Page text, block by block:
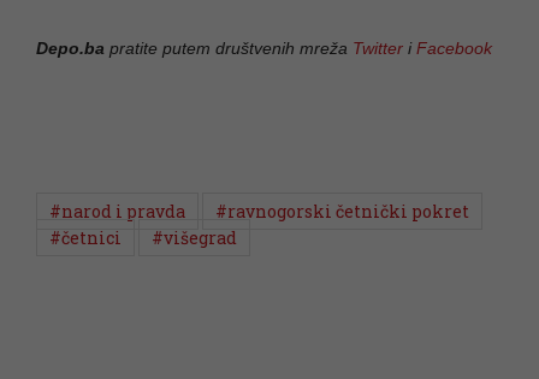
Depo.ba pratite putem društvenih mreža Twitter iFacebook
#narod i pravda
#ravnogorski četnički pokret
#četnici
#višegrad